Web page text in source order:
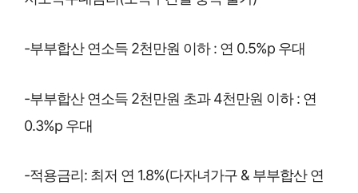
-부부합산 연소득 2천만원 이하 : 연 0.5%p 우대
-부부합산 연소득 2천만원 초과 4천만원 이하 : 연
0.3%p 우대
-적용금리: 최저 연 1.8%(다자녀가구 & 부부합산 연